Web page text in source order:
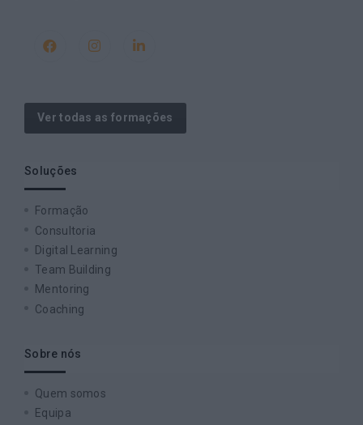
Ver todas as formações
Soluções
Formação
Consultoria
Digital Learning
Team Building
Mentoring
Coaching
Sobre nós
Quem somos
Equipa